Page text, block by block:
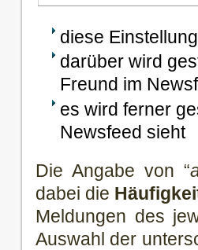
diese
darüber wird
Freund im
es wird ferner
Newsfeed sieht
Die Angabe von “
dabei die
Meldungen des
Auswahl der